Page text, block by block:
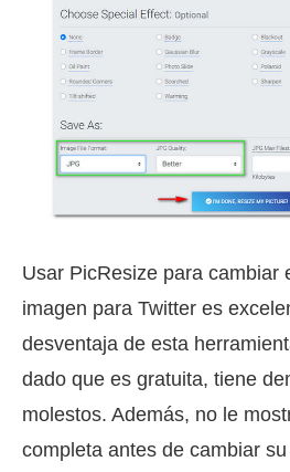
Usar PicResize para cambiar
imagen para Twitter es
desventaja de esta
dado que es gratuita, tiene
molestos. Además, no le
completa antes de cambiar